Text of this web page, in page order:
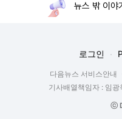
뉴스 밖 이야
로그인
다음뉴스 서비스안내
기사배열책임자 : 임광
ⓒ